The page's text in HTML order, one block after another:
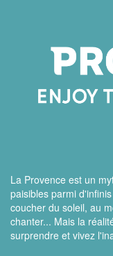
La Provence est un
paisibles parmi
coucher du soleil, au
chanter... Mais la
surprendre et vivez